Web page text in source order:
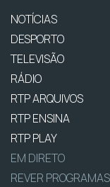
NOTÍCIAS
DESPORTO
TELEVISÃO
RÁDIO
RTP ARQUIVOS
RTP ENSINA
RTP PLAY
EM DIRETO
REVER PROGRAMAS